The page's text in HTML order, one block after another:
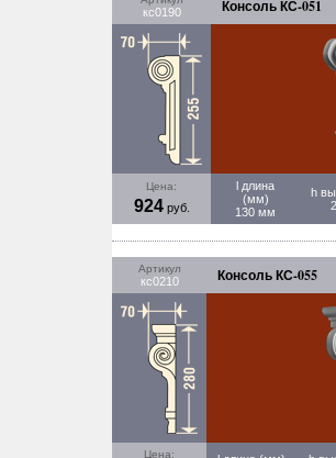
кс0190 Консоль КС-051
Цена:
924руб.
l длина
(мм)
130 мм
h
Артикул
кс0210 Консоль КС-055
Цена: